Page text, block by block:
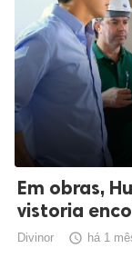
Em obras,
vistoria
Divinor  há 1